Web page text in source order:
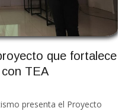
que fortalece
TEA
presenta el Proyecto